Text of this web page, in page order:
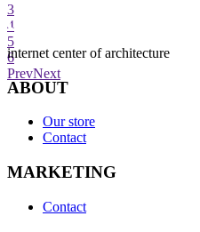
3
4
5
6
PrevNext
internet center of architecture
ABOUT
Our store
Contact
MARKETING
Contact